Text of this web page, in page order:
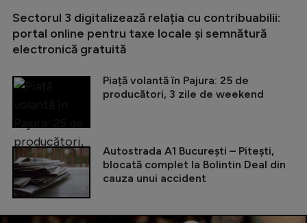
Sectorul 3 digitalizează relația cu contribuabilii:
portal online pentru taxe locale și semnătură
electronică gratuită
Piață volantă în Pajura: 25 de
producători, 3 zile de weekend
Autostrada A1 București – Pitești,
blocată complet la Bolintin Deal din
cauza unui accident